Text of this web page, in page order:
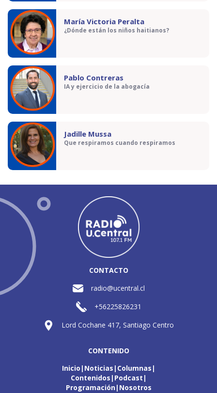
María Victoria Peralta
¿Dónde están los niños haitianos?
Pablo Contreras
IA y ejercicio de la abogacía
Jadille Mussa
Que respiramos cuando respiramos
CONTACTO
radio@ucentral.cl
+56225826231
Lord Cochane 417, Santiago Centro
CONTENIDO
Inicio Noticias Columnas
Contenidos Podcast
Programación Nosotros